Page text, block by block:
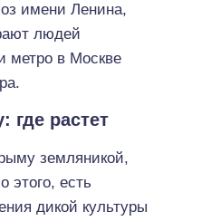
имени Ленина,
людей
метро в Москве
где растет
земляникой,
этого, есть
дикой культуры